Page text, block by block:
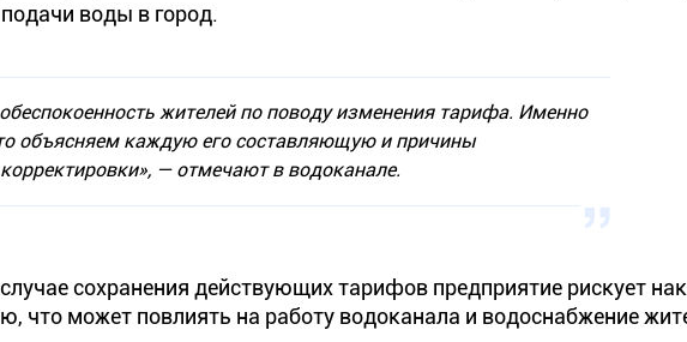
воды в город.
жителей по поводу изменения тарифа. Именно
объясняем каждую его составляющую и причины
— отмечают в водоканале.
сохранения действующих тарифов предприятие рискует
что может повлиять на работу водоканала и водоснабжение